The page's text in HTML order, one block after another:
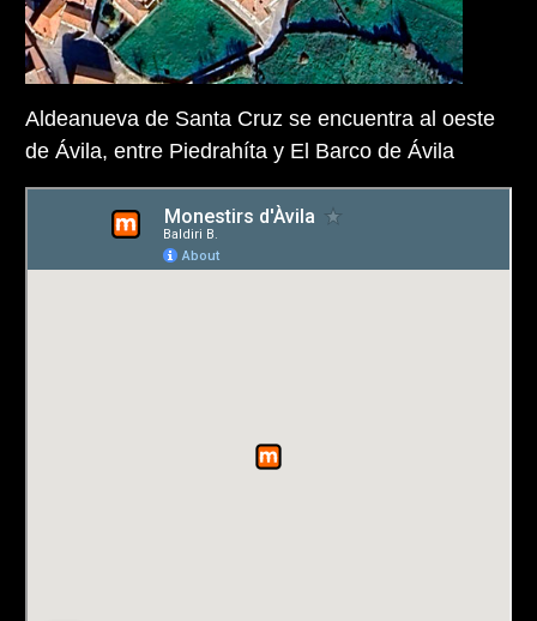
Aldeanueva de Santa Cruz se encuentra al oeste
de Ávila, entre Piedrahíta y El Barco de Ávila